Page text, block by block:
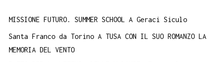
MISSIONE FUTURO. SUMMER SCHOOL A Geraci Siculo
Santa Franco da Torino A TUSA CON IL SUO ROMANZO LA
MEMORIA DEL VENTO